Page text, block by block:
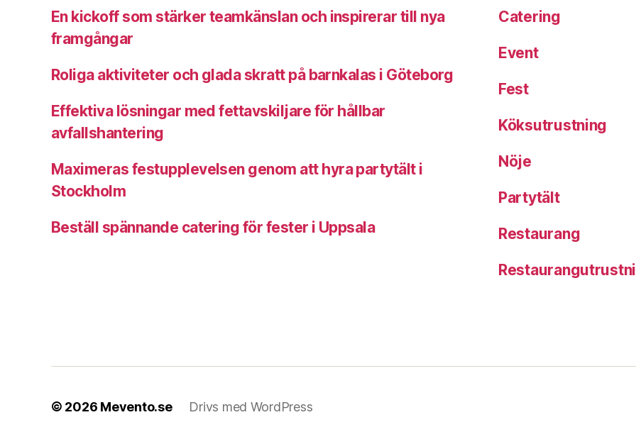
En kickoff som stärker teamkänslan och inspirerar till nya
framgångar
Roliga aktiviteter och glada skratt på barnkalas i Göteborg
Effektiva lösningar med fettavskiljare för hållbar
avfallshantering
Maximeras festupplevelsen genom att hyra partytält i
Stockholm
Beställ spännande catering för fester i Uppsala
Catering
Event
Fest
Köksutrustning
Nöje
Partytält
Restaurang
© 2026 Mevento.se Drivs med WordPress